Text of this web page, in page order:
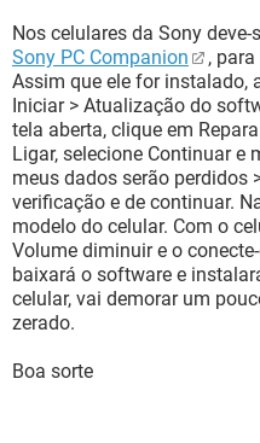
Nos celulares da Sony
Sony PC Companion
,
Assim que ele for instalado,
Iniciar > Atualização do
tela aberta, clique em
Ligar, selecione Continuar e
meus dados serão perdidos
verificação e de continuar.
modelo do celular. Com o
Volume diminuir e o
baixará o software e
celular, vai demorar um
zerado.
Boa sorte